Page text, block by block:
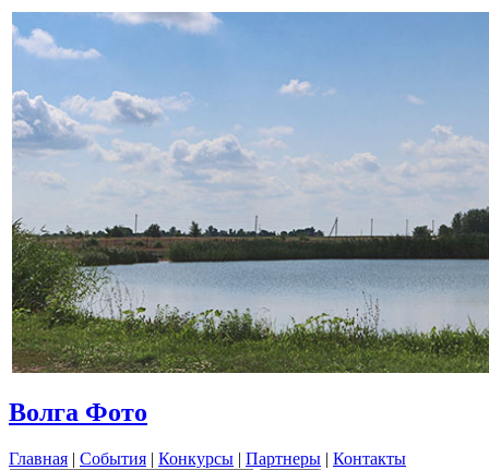
Волга Фото
Главная | События | Конкурсы | Партнеры | Контакты